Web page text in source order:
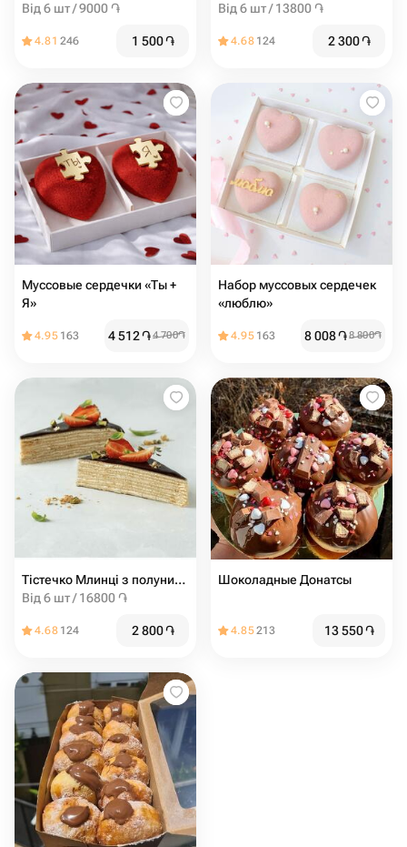
Від 6 шт / 9000 ֏
4.81 246 1 500֏
Від 6 шт / 13800 ֏
4.68 124 2 300֏
Муссовые сердечки «Ты +
Я»
4.95 163 4 512֏4 700֏
Набор муссовых сердечек
«люблю»
4.95 163 8 008֏8 800֏
Тістечко Млинці з полуницею
Від 6 шт / 16800 ֏
4.68 124 2 800֏
Шоколадные Донатсы
4.85213 13 550֏